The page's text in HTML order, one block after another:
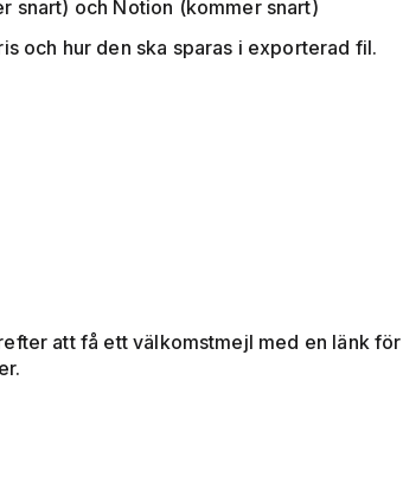
snart) och Notion (kommer snart)
och hur den ska sparas i exporterad fil.
att få ett välkomstmejl med en länk